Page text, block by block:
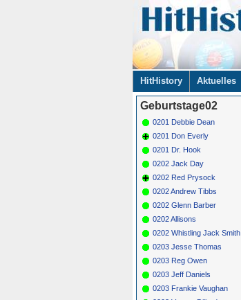
Navigation
überspringen
HitHistory Aktuelles
Geburtstage02
0201 Debbie Dean
0201 Don Everly
0201 Dr. Hook
0202 Jack Day
0202 Red Prysock
0202 Andrew Tibbs
0202 Glenn Barber
0202 Allisons
0202 Whistling Jack Smith
0203 Jesse Thomas
0203 Reg Owen
0203 Jeff Daniels
0203 Frankie Vaughan